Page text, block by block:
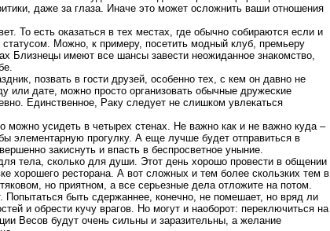
даже за глаза. Иначе это может осложнить ваши отношения
То есть оказаться в тех местах, где обычно собираются если и
Можно, к примеру, посетить модный клуб, премьеру
Близнецы имеют все шансы завести неожиданное знакомство,
позвать в гости друзей, особенно тех, с кем он давно не
или дате, можно просто организовать обычные дружеские
Единственное, Раку следует не слишком увлекаться
усидеть в четырех стенах. Не важно как и не важно куда –
элементарную прогулку. А еще лучше будет отправиться в
закиснуть и впасть в беспросветное уныние.
тела, сколько для души. Этот день хорошо провести в общении
хорошего ресторана. А вот сложных и тем более скользких тем в
но приятном, а все серьезные дела отложите на потом.
быть сдержаннее, конечно, не помешает, но вряд ли
и обрести кучу врагов. Но могут и наоборот: переключиться на
Весов будут очень сильны и заразительны, а желание